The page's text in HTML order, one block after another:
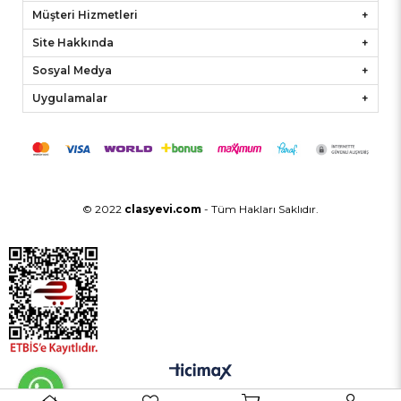
Müşteri Hizmetleri
Site Hakkında
Sosyal Medya
Uygulamalar
© 2022 clasyevi.com - Tüm Hakları Saklıdır.